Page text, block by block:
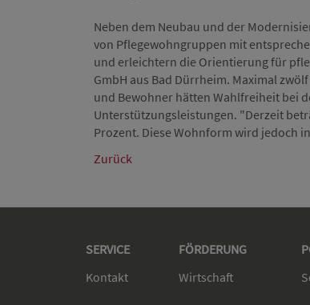
Neben dem Neubau und der
von Pflegewohngruppen mit
und erleichtern die Orientierung für
GmbH aus Bad Dürrheim. Maximal
und Bewohner hätten Wahlfreiheit bei
Unterstützungsleistungen. "Derzeit
Prozent. Diese Wohnform wird jedoch
Zurück
SERVICE FÖRDERUNG
Kontakt
Wirtschaft